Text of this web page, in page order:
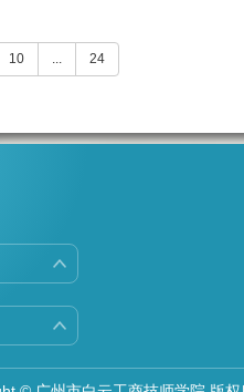
10 ... 24